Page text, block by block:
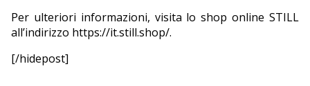
Per ulteriori informazioni, visita lo shop online STILL
all’indirizzo https://it.still.shop/.
[/hidepost]